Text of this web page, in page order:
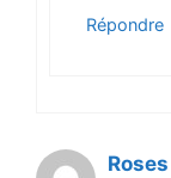
Répondre